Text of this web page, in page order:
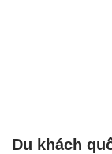
Du khách